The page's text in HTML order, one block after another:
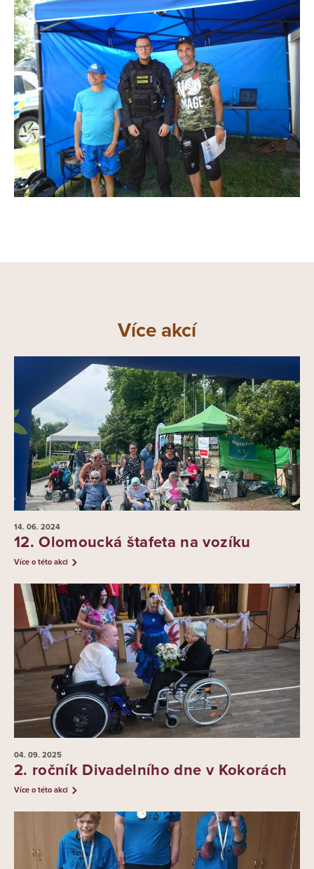
Více akcí
14. 06. 2024
12. Olomoucká štafeta na vozíku
Více o této akci
04. 09. 2025
2. ročník Divadelního dne v Kokorách
Více o této akci